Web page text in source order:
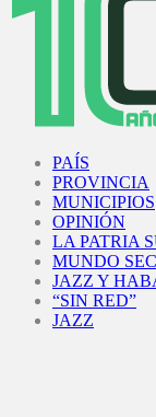
PAÍS
PROVINCIA
MUNICIPIOS
OPINIÓN
LA PATRIA
MUNDO
JAZZ Y
“SIN RED”
JAZZ